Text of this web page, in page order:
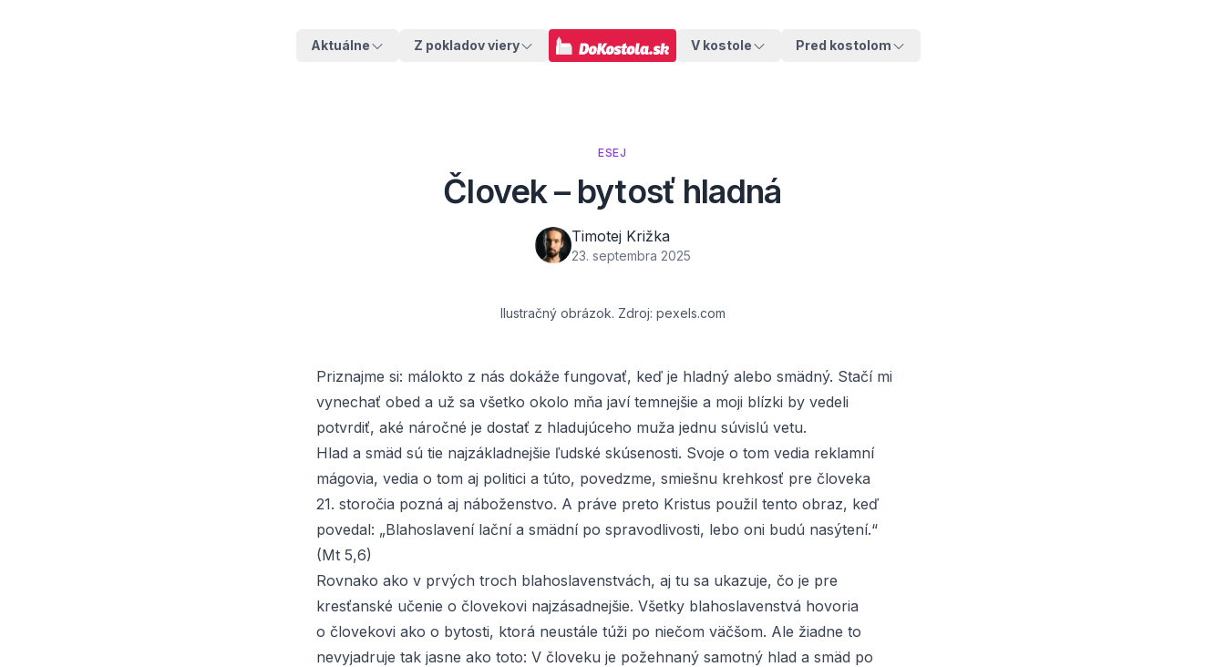
Aktuálne Z pokladov viery V kostole Pred kostolom
ESEJ
Človek – bytosť hladná
Timotej Križka
23. septembra 2025
Ilustračný obrázok. Zdroj: pexels.com
Priznajme si: málokto z nás dokáže fungovať, keď je hladný alebo smädný. Stačí mi
vynechať obed a už sa všetko okolo mňa javí temnejšie a moji blízki by vedeli
potvrdiť, aké náročné je dostať z hladujúceho muža jednu súvislú vetu.
Hlad a smäd sú tie najzákladnejšie ľudské skúsenosti. Svoje o tom vedia reklamní
mágovia, vedia o tom aj politici a túto, povedzme, smiešnu krehkosť pre človeka
21. storočia pozná aj náboženstvo. A práve preto Kristus použil tento obraz, keď
povedal: „Blahoslavení lační a smädní po spravodlivosti, lebo oni budú nasýtení.“
(Mt 5,6)
Rovnako ako v prvých troch blahoslavenstvách, aj tu sa ukazuje, čo je pre
kresťanské učenie o človekovi najzásadnejšie. Všetky blahoslavenstvá hovoria
o človekovi ako o bytosti, ktorá neustále túži po niečom väčšom. Ale žiadne to
nevyjadruje tak jasne ako toto: V človeku je požehnaný samotný hlad a smäd po